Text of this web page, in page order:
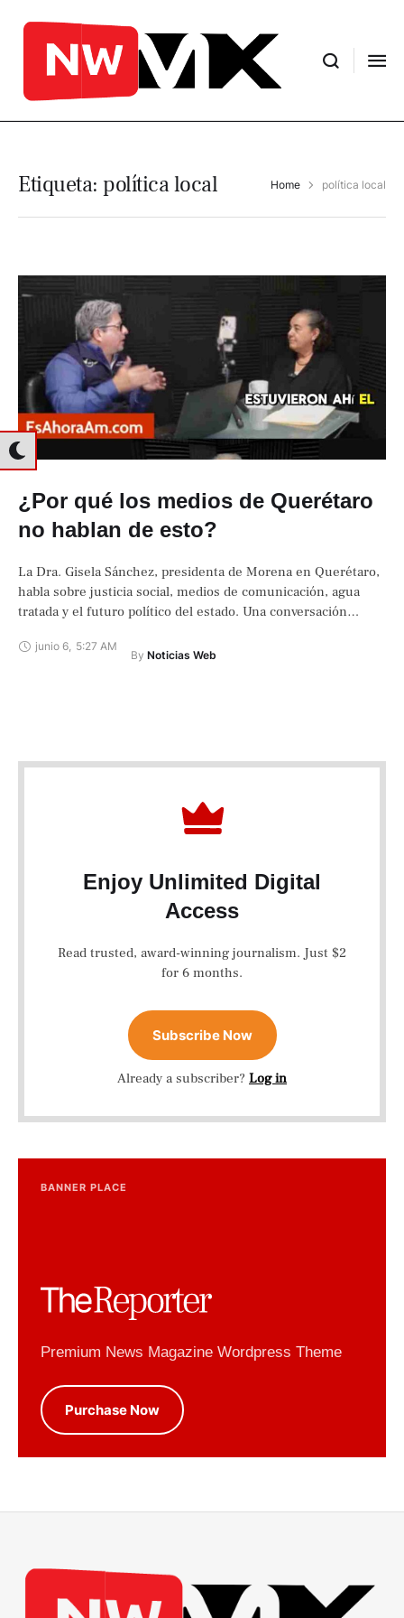
Etiqueta: política local Home política local
¿Por qué los medios de Querétaro
no hablan de esto?
La Dra. Gisela Sánchez, presidenta de Morena en Querétaro,
habla sobre justicia social, medios de comunicación, agua
tratada y el futuro político del estado. Una conversación
junio 6, 5:27 AM
By Noticias Web
Enjoy Unlimited Digital
Access
Read trusted, award-winning journalism. Just $2
for 6 months.
Subscribe Now
Already a subscriber? Log in
BANNER PLACE
Premium News Magazine Wordpress Theme
Purchase Now